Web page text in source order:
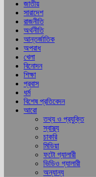
জাতীয়
সারাদেশ
রাজনীতি
অর্থনীতি
আন্তর্জাতিক
অপরাধ
খেলা
বিনোদন
শিক্ষা
প্রবাস
ধর্ম
বিশেষ প্রতিবেদন
আরো
তথ্য ও প্রযুক্তি
স্বাস্থ্য
চাকরি
মিডিয়া
ফটো গ্যালারী
ভিডিও গ্যালারী
অন্যান্য